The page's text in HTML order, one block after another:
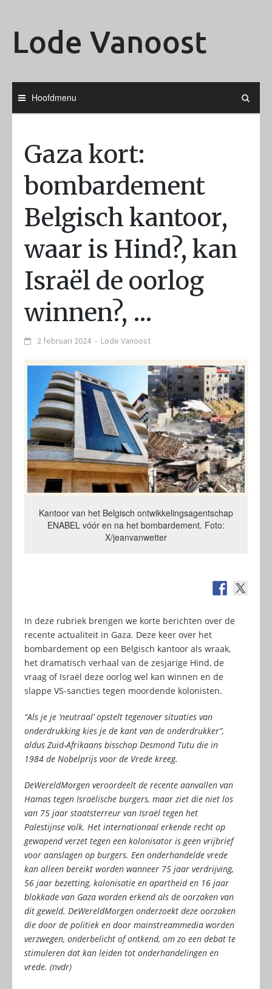
Lode Vanoost
Hoofdmenu
Gaza kort:
bombardement
Belgisch kantoor,
waar is Hind?, kan
Israël de oorlog
winnen?, …
2 februari 2024 - Lode Vanoost
Kantoor van het Belgisch ontwikkelingsagentschap
ENABEL vóór en na het bombardement. Foto:
X/jeanvanwetter
In deze rubriek brengen we korte berichten over de
recente actualiteit in Gaza. Deze keer over het
bombardement op een Belgisch kantoor als wraak,
het dramatisch verhaal van de zesjarige Hind, de
vraag of Israël deze oorlog wel kan winnen en de
slappe VS-sancties tegen moordende kolonisten.
“Als je je ‘neutraal’ opstelt tegenover situaties van
onderdrukking kies je de kant van de onderdrukker”,
aldus Zuid-Afrikaans bisschop Desmond Tutu die in
1984 de Nobelprijs voor de Vrede kreeg.
DeWereldMorgen veroordeelt de recente aanvallen van
Hamas tegen Israëlische burgers, maar ziet die niet los
van 75 jaar staatsterreur van Israël tegen het
Palestijnse volk. Het internationaal erkende recht op
gewapend verzet tegen een kolonisator is geen vrijbrief
voor aanslagen op burgers. Een onderhandelde vrede
kan alleen bereikt worden wanneer 75 jaar verdrijving,
56 jaar bezetting, kolonisatie en apartheid en 16 jaar
blokkade van Gaza worden erkend als de oorzaken van
dit geweld. DeWereldMorgen onderzoekt deze oorzaken
die door de politiek en door mainstreammedia worden
verzwegen, onderbelicht of ontkend, om zo een debat te
stimuleren dat kan leiden tot onderhandelingen en
vrede. (nvdr)